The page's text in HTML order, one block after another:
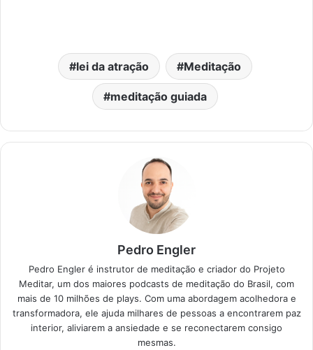
lei da atração Meditação
meditação guiada
Pedro Engler
Pedro Engler é instrutor de meditação e criador do Projeto
Meditar, um dos maiores podcasts de meditação do Brasil, com
mais de 10 milhões de plays. Com uma abordagem acolhedora e
transformadora, ele ajuda milhares de pessoas a encontrarem paz
interior, aliviarem a ansiedade e se reconectarem consigo
mesmas.